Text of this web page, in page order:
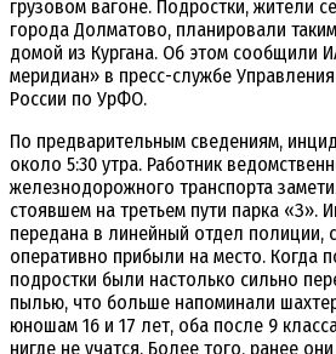
грузовом вагоне. Подростки, жители
города Долматово, планировали
домой из Кургана. Об этом сообщили
меридиан» в пресс-службе
России по УрФО.
По предварительным сведениям,
около 5:30 утра. Работник
железнодорожного транспорта
стоявшем на третьем пути парка «З».
передана в линейный отдел полиции,
оперативно прибыли на место. Когда
подростки были настолько сильно
пылью, что больше напоминали
юношам 16 и 17 лет, оба после 9
нигде не учатся. Более того, ранее